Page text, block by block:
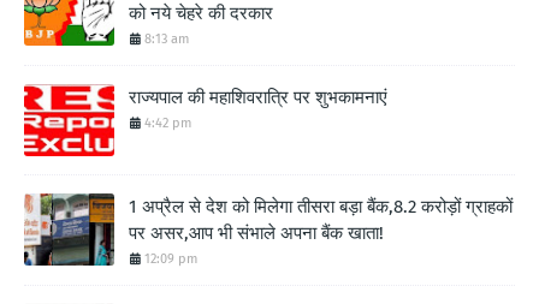
को नये चेहरे की दरकार
8:13 am
राज्यपाल की महाशिवरात्रि पर शुभकामनाएं
4:42 pm
1 अप्रैल से देश को मिलेगा तीसरा बड़ा बैंक,8.2 करोड़ों ग्राहकों
पर असर,आप भी संभाले अपना बैंक खाता!
12:09 pm